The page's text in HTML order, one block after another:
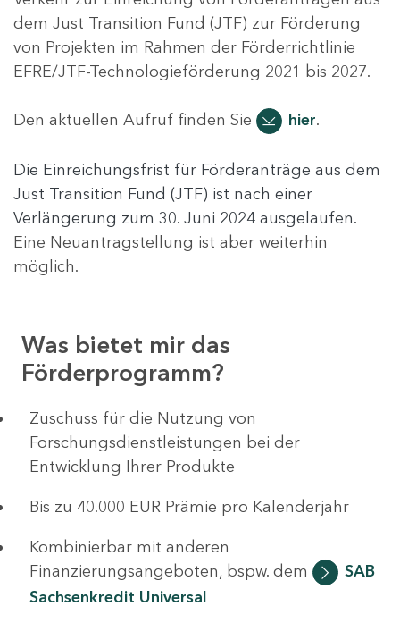
dem Just Transition Fund (JTF) zur Förderung
von Projekten ​​​​im Rahmen der Förderrichtlinie
EFRE/JTF-Technologieförderung 2021 bis 2027.
Den aktuellen Aufruf finden Sie hier.
Die Einreichungsfrist für Förderanträge aus dem
Just Transition Fund (JTF) ist nach einer
Verlängerung zum 30. Juni 2024 ausgelaufen.
Eine Neuantragstellung ist aber weiterhin
möglich.
Was bietet mir das
Förderprogramm?
Zuschuss für die Nutzung von
Forschungsdienstleistungen bei der
Entwicklung Ihrer Produkte
Bis zu 40.000 EUR Prämie pro Kalenderjahr
Kombinierbar mit anderen
Finanzierungsangeboten, bspw. dem
SAB
Sachsenkredit Universal